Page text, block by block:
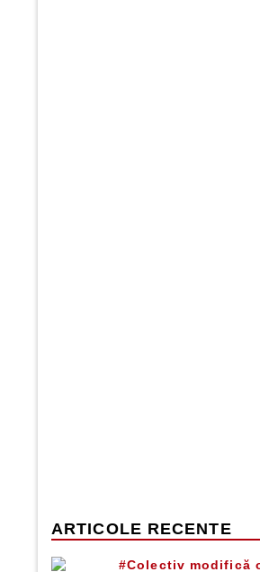
ARTICOLE RECENTE
#Colectiv modifică